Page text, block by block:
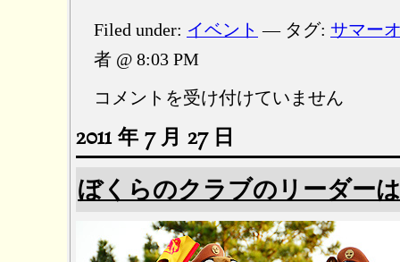
Filed under: イベント — タグ: サマー
者 @ 8:03 PM
水
き
子
コメントを受け付けていません
2011 年 7 月 27 日
ぼくらのクラブのリーダーは